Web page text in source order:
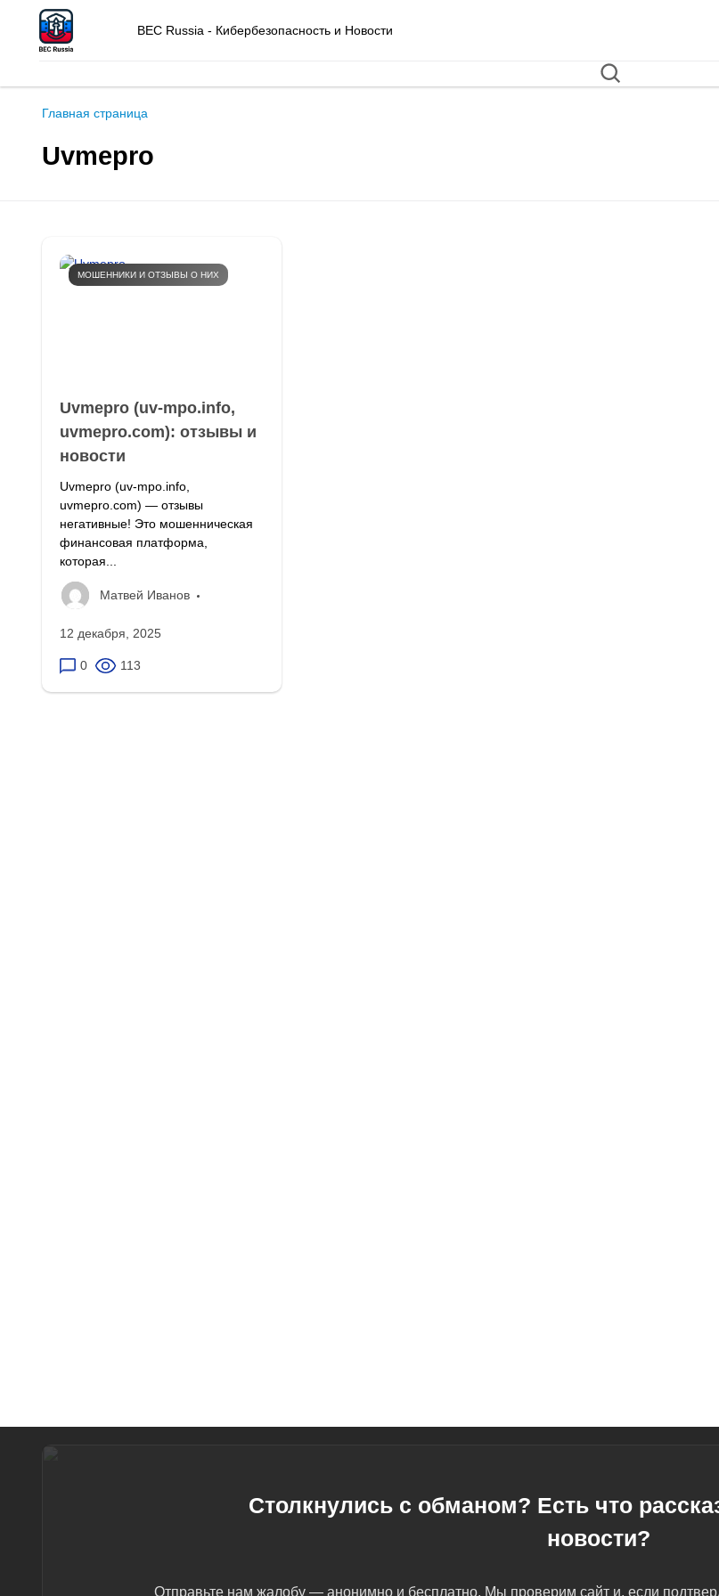
BEC Russia - Кибербезопасность и Новости
Главная страница
Uvmepro
МОШЕННИКИ И ОТЗЫВЫ О НИХ
Uvmepro (uv-mpo.info,
uvmepro.com): отзывы и
новости
Uvmepro (uv-mpo.info,
uvmepro.com) — отзывы
негативные! Это мошенническая
финансовая платформа,
которая...
Матвей Иванов
12 декабря, 2025
0 113
Столкнулись с обманом? Есть что
новости?
Отправьте нам жалобу — анонимно и бесплатно. Мы проверим сайт и, если